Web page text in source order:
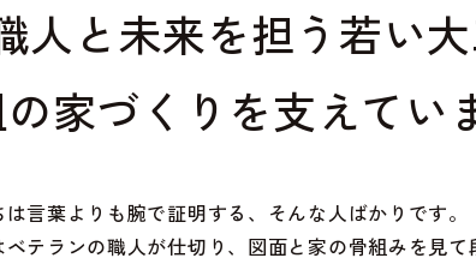
人と未来を担う若い
家づくりを支えてい
言葉よりも腕で証明する、そんな人ばかりです。
テランの職人が仕切り、図面と家の骨組みを見て